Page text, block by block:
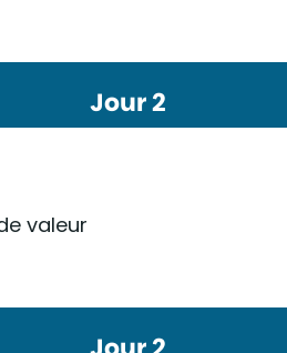
Jour 2
valeur